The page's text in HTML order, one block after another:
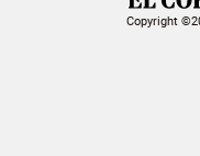
Copyright